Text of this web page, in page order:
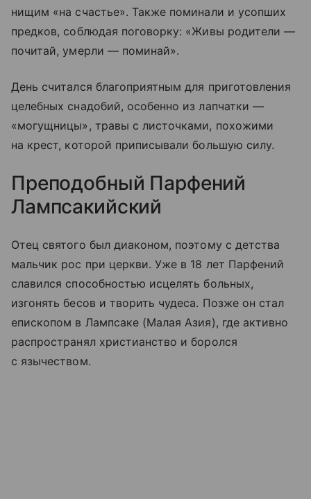
нищим «на счастье». Также поминали и усопших
предков, соблюдая поговорку: «Живы родители —
почитай, умерли — поминай».
День считался благоприятным для приготовления
целебных снадобий, особенно из лапчатки —
«могущницы», травы с листочками, похожими
на крест, которой приписывали большую силу.
Преподобный Парфений
Лампсакийский
Отец святого был диаконом, поэтому с детства
мальчик рос при церкви. Уже в 18 лет Парфений
славился способностью исцелять больных,
изгонять бесов и творить чудеса. Позже он стал
епископом в Лампсаке (Малая Азия), где активно
распространял христианство и боролся
с язычеством.